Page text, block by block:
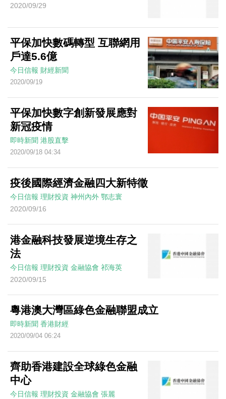
2020/09/29
平保加快數碼轉型 互聯網用
戶達5.6億
今日信報 財經新聞
2020/09/19
平保加快數字創新發展應對
新冠疫情
即時新聞 港股直擊
2020/09/18 04:34
疫後國際經濟金融四大新特徵
今日信報 理財投資 神州內外 鄂志寰
2020/09/16
港金融科技發展逆境生存之
法
今日信報 理財投資 金融協會 祁海英
2020/09/15
粵港澳大灣區綠色金融聯盟成立
即時新聞 香港財經
2020/09/04 06:24
齊助香港建設全球綠色金融
中心
今日信報 理財投資 金融協會 張麗